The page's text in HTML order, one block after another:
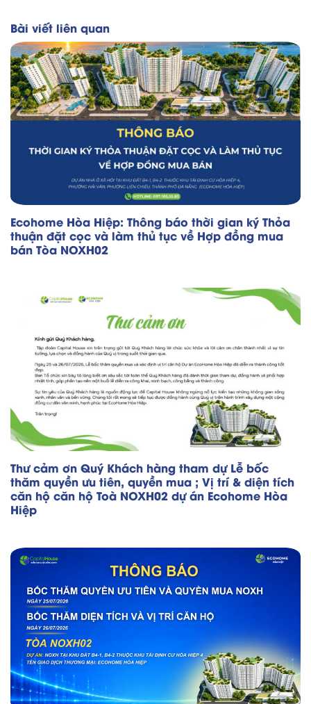
Bài viết liên quan
Ecohome Hòa Hiệp: Thông báo thời gian ký Thỏa
thuận đặt cọc và làm thủ tục về Hợp đồng mua
bán Tòa NOXH02
Thư cảm ơn Quý Khách hàng tham dự Lễ bốc
thăm quyền ưu tiên, quyền mua ; Vị trí & diện tích
căn hộ căn hộ Toà NOXH02 dự án Ecohome Hòa
Hiệp